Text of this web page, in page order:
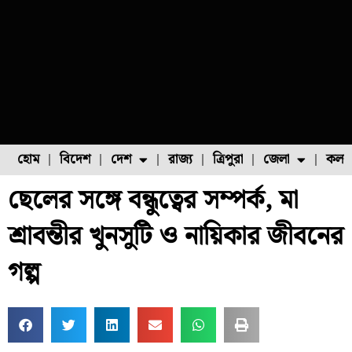
হোম বিদেশ দেশ
ফুল চাষ ফল চাষ মাছ চাষ
রাজ্য ত্রিপুরা জেলা
উত্তর ২৪ পরগনা
ছেলের সঙ্গে বন্ধুত্বের সম্পর্ক, মা
শ্রাবন্তীর খুনসুটি ও নায়িকার জীবনের
গল্প